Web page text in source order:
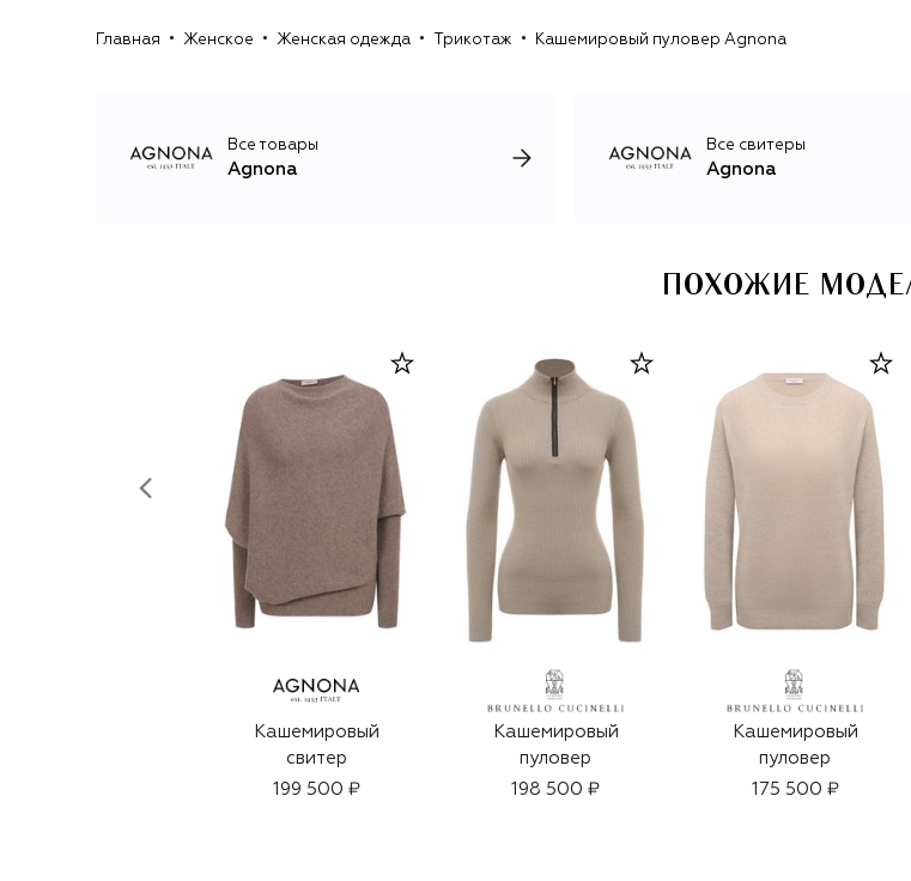
шубы из овчины, пледы и покрывала из
Главная Женское Женская одежда Трикотаж Кашемировый пуловер Agnona
Все товары
Agnona
Все свитеры
Agnona
ПОХОЖИЕ
Кашемировый
свитер
199 500 ₽
Кашемировый
пуловер
198 500 ₽
Кашемировый
пуловер
175 500 ₽